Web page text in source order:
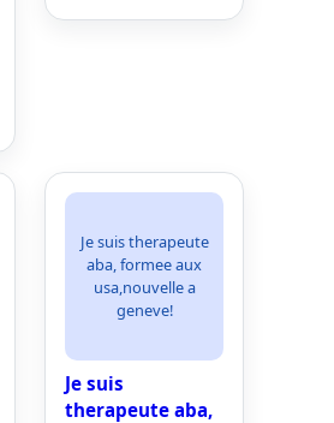
Je suis therapeute
aba, formee aux
usa,nouvelle a
geneve!
Je suis
therapeute aba,